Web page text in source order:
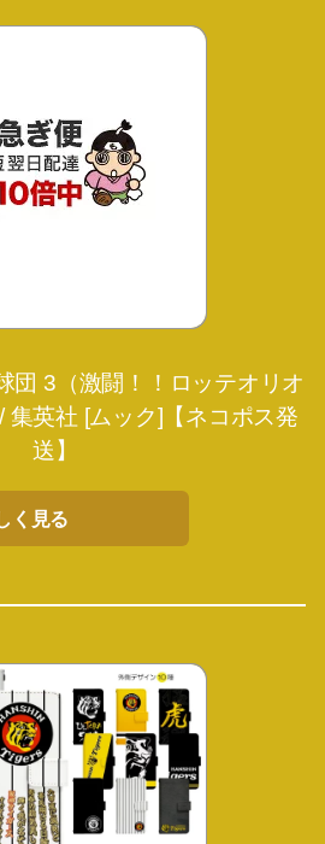
団 3（激闘！！ロッテオリオ
集英社 [ムック]【ネコポス発
送】
く見る